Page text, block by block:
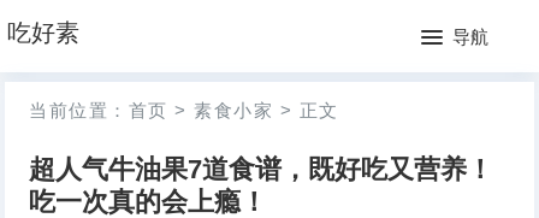
吃好素 导航
网
站
月
当前位置： 首页 > 素食小家 > 正文
超人气牛油果7道食谱，既好吃又营养！
吃一次真的会上瘾！